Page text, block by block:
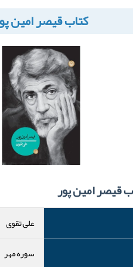
کتاب قیصر امین
قیصر امین پور
علی تقوی
سوره مهر